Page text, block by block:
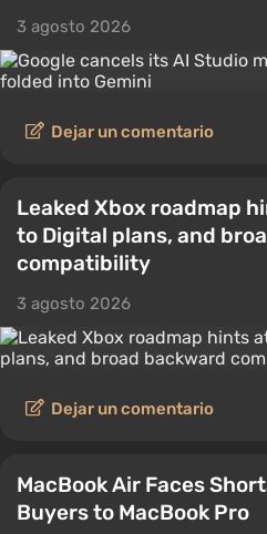
3 agosto 2026
Dejar un comentario
Leaked Xbox roadmap
to Digital plans, and
compatibility
3 agosto 2026
Dejar un comentario
MacBook Air Faces
Buyers to MacBook Pro